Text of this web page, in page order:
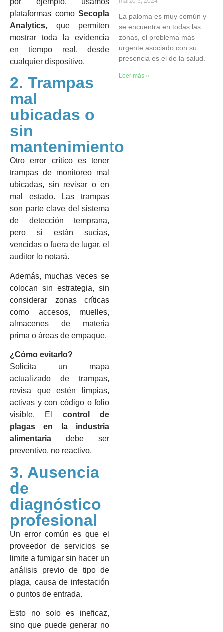
por ejemplo, usamos
plataformas comoSecopla
Analytics, que permiten
mostrar toda la evidencia
en tiempo real, desde
cualquier dispositivo.
2. Trampas
mal
ubicadas o
sin
mantenimiento
Otro error crítico es tener
trampas de monitoreo mal
ubicadas, sin revisar o en
mal estado. Las trampas
son parte clave del sistema
de detección temprana,
pero si están sucias,
vencidas o fuera de lugar, el
auditor lo notará.
Además, muchas veces se
colocan sin estrategia, sin
considerar zonas críticas
como accesos, muelles,
almacenes de materia
prima o áreas de empaque.
¿Cómo evitarlo?
Solicita un mapa
actualizado de trampas,
revisa que estén limpias,
activas y con código o folio
visible. El control de
plagas en la industria
alimentaria debe ser
preventivo, no reactivo.
3. Ausencia
de
diagnóstico
profesional
Un error común es que el
proveedor de servicios se
limite a fumigar sin hacer un
análisis previo de tipo de
plaga, causa de infestación
o puntos de entrada.
Esto no solo es ineficaz,
sino que puede generar no
La paloma es muy común y
se encuentra en todas las
zonas, el problema más
urgente asociado con su
presencia es el de la salud.
Leer más »